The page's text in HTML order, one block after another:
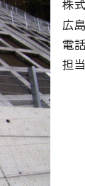
株
広
電
担